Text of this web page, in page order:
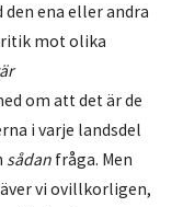
den ena eller andra
mot olika
om att det är de
i varje landsdel
sådan fråga. Men
vi ovillkorligen,